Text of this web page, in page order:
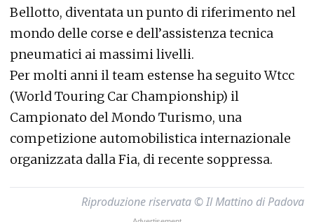
Bellotto, diventata un punto di riferimento nel
mondo delle corse e dell’assistenza tecnica
pneumatici ai massimi livelli.
Per molti anni il team estense ha seguito Wtcc
(World Touring Car Championship) il
Campionato del Mondo Turismo, una
competizione automobilistica internazionale
organizzata dalla Fia, di recente soppressa.
Riproduzione riservata © Il Mattino di Padova